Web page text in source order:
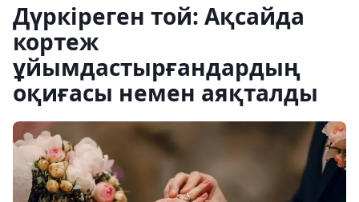
Дүркіреген той: Ақсайда
кортеж
ұйымдастырғандардың
оқиғасы немен аяқталды